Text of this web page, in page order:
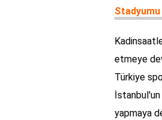
etmeye
Türkiye
yapmaya